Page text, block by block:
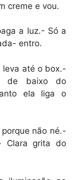
creme e vou.
a luz.- Só a
entro.
leva até o box.-
de baixo do
ela liga o
não né.-
Clara grita do